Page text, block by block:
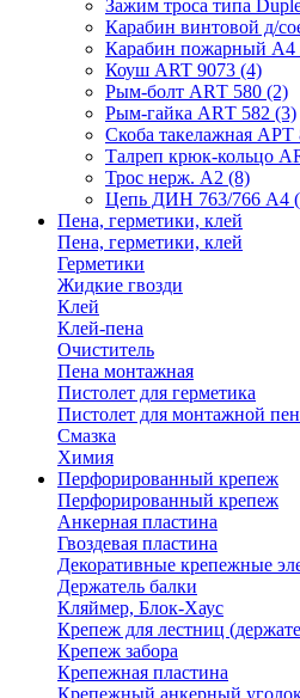
Зажим троса типа
Карабин винтовой д/
Карабин пожарный
Коуш ART 9073 (4)
Рым-болт АRТ 580 (2)
Рым-гайка АRТ 582 (3)
Скоба такелажная
Талреп крюк-кольцо
Трос нерж. А2 (8)
Цепь ДИН 763/766 А4
Пена, герметики, клей
Пена, герметики, клей
Герметики
Жидкие гвозди
Клей
Клей-пена
Очиститель
Пена монтажная
Пистолет для герметика
Пистолет для монтажной
Смазка
Химия
Перфорированный крепеж
Перфорированный крепеж
Анкерная пластина
Гвоздевая пластина
Декоративные крепежные
Держатель балки
Кляймер, Блок-Хаус
Крепеж для лестниц
Крепеж забора
Крепежная пластина
Крепежный анкерный